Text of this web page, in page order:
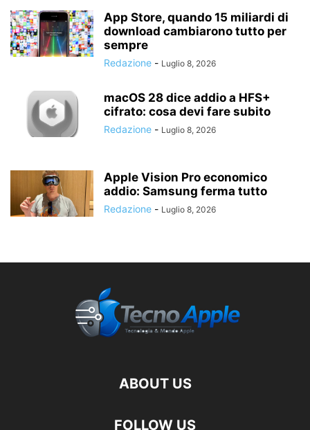
App Store, quando 15 miliardi di
download cambiarono tutto per
sempre
Redazione - Luglio 8, 2026
macOS 28 dice addio a HFS+
cifrato: cosa devi fare subito
Redazione - Luglio 8, 2026
Apple Vision Pro economico
addio: Samsung ferma tutto
Redazione - Luglio 8, 2026
ABOUT US
FOLLOW US